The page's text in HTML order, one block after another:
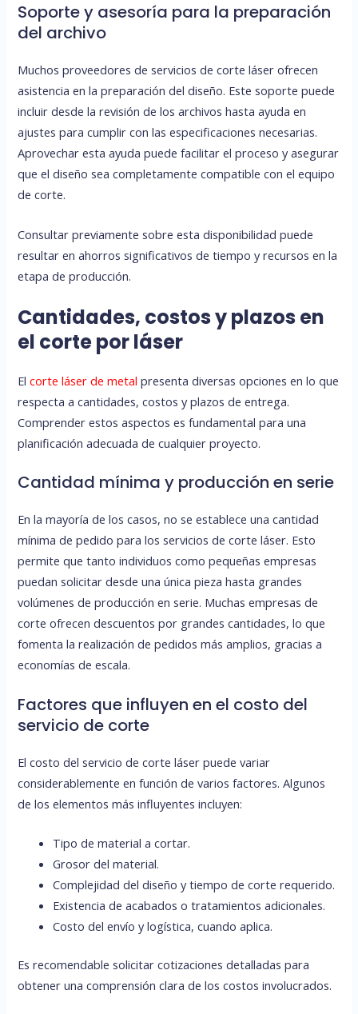
Soporte y asesoría para la preparación
del archivo
Muchos proveedores de servicios de corte láser ofrecen
asistencia en la preparación del diseño. Este soporte puede
incluir desde la revisión de los archivos hasta ayuda en
ajustes para cumplir con las especificaciones necesarias.
Aprovechar esta ayuda puede facilitar el proceso y asegurar
que el diseño sea completamente compatible con el equipo
de corte.
Consultar previamente sobre esta disponibilidad puede
resultar en ahorros significativos de tiempo y recursos en la
etapa de producción.
Cantidades, costos y plazos en
el corte por láser
Elcorte láser de metal presenta diversas opciones en lo que
respecta a cantidades, costos y plazos de entrega.
Comprender estos aspectos es fundamental para una
planificación adecuada de cualquier proyecto.
Cantidad mínima y producción en serie
En la mayoría de los casos, no se establece una cantidad
mínima de pedido para los servicios de corte láser. Esto
permite que tanto individuos como pequeñas empresas
puedan solicitar desde una única pieza hasta grandes
volúmenes de producción en serie. Muchas empresas de
corte ofrecen descuentos por grandes cantidades, lo que
fomenta la realización de pedidos más amplios, gracias a
economías de escala.
Factores que influyen en el costo del
servicio de corte
El costo del servicio de corte láser puede variar
considerablemente en función de varios factores. Algunos
de los elementos más influyentes incluyen:
Tipo de material a cortar.
Grosor del material.
Complejidad del diseño y tiempo de corte requerido.
Existencia de acabados o tratamientos adicionales.
Costo del envío y logística, cuando aplica.
Es recomendable solicitar cotizaciones detalladas para
obtener una comprensión clara de los costos involucrados.